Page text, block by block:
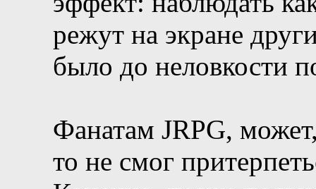
режут на экране
было до неловкости
Фанатам JRPG,
то не смог